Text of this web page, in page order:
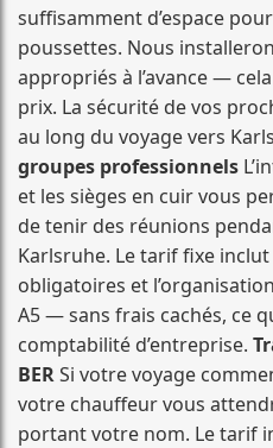
suffisamment d’espace
poussettes. Nous
appropriés à l’avance —
prix. La sécurité de vos
au long du voyage vers
groupes professionnels
et les sièges en cuir vous
de tenir des réunions
Karlsruhe. Le tarif fixe
obligatoires et
A5 — sans frais cachés, ce
comptabilité d’entreprise.
BERSi votre voyage
votre chauffeur vous
portant votre nom. Le tarif